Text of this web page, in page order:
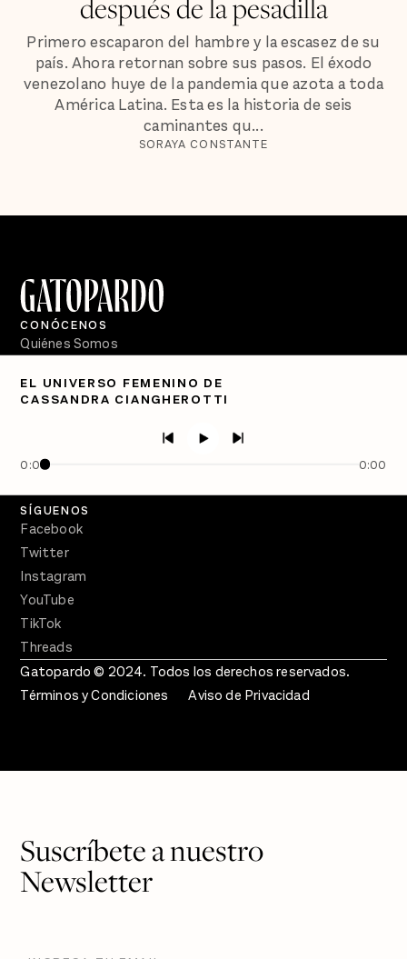
después de la pesadilla
Primero escaparon del hambre y la escasez de su
país. Ahora retornan sobre sus pasos. El éxodo
venezolano huye de la pandemia que azota a toda
América Latina. Esta es la historia de seis
caminantes qu...
SORAYA CONSTANTE
EL UNIVERSO FEMENINO DE
CASSANDRA CIANGHEROTTI
0:00 0:00
CONÓCENOS
Quiénes Somos
PÓDCASTS
Crecer en Distopía
SÍGUENOS
Facebook
Twitter
Instagram
YouTube
TikTok
Threads
Gatopardo © 2024. Todos los derechos reservados.
Términos y Condiciones
Aviso de Privacidad
Suscríbete a nuestro
Newsletter